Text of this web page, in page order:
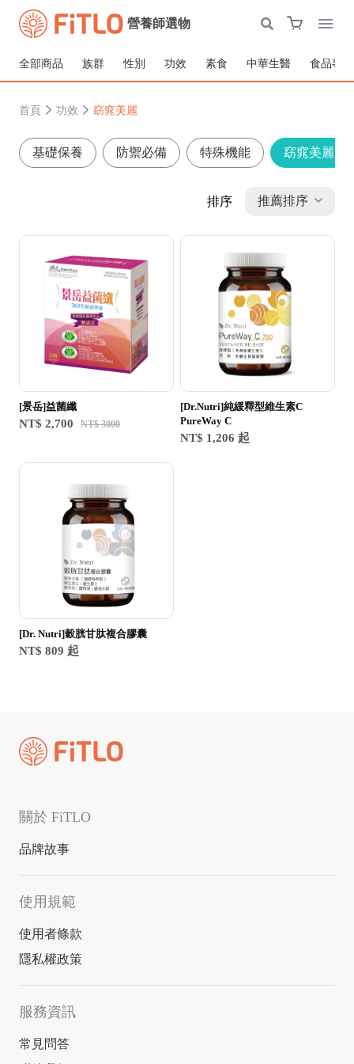
營養師選物
全部商品 族群 性別 功效 素食 中華生醫 食品專區
首頁 功效 窈窕美麗
基礎保養 防禦必備 特殊機能 窈窕美麗
排序 推薦排序
[景岳]益菌纖
NT$ 2,700 NT$ 3000
[Dr.Nutri]純緩釋型維生素C
PureWay C
NT$ 1,206 起
[Dr. Nutri]穀胱甘肽複合膠囊
NT$ 809 起
關於 FiTLO
品牌故事
使用規範
使用者條款
隱私權政策
服務資訊
常見問答